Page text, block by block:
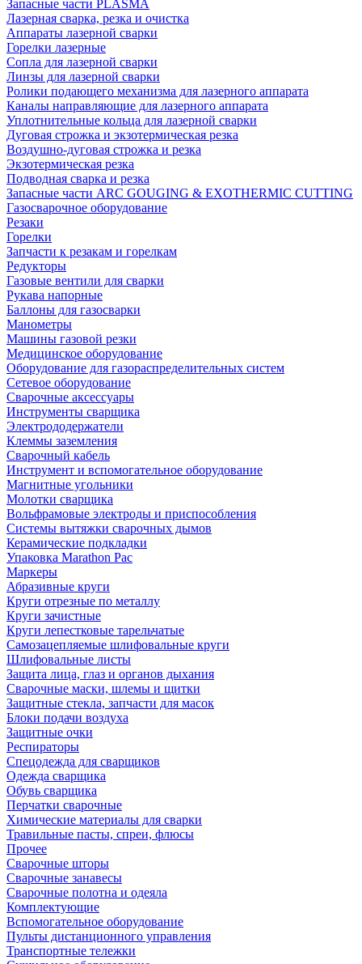
Запасные части PLASMA
Лазерная сварка, резка и очистка
Аппараты лазерной сварки
Горелки лазерные
Сопла для лазерной сварки
Линзы для лазерной сварки
Ролики подающего механизма для лазерного аппарата
Каналы направляющие для лазерного аппарата
Уплотнительные кольца для лазерной сварки
Дуговая строжка и экзотермическая резка
Воздушно-дуговая строжка и резка
Экзотермическая резка
Подводная сварка и резка
Запасные части ARC GOUGING & EXOTHERMIC CUTTING
Газосварочное оборудование
Резаки
Горелки
Запчасти к резакам и горелкам
Редукторы
Газовые вентили для сварки
Рукава напорные
Баллоны для газосварки
Манометры
Машины газовой резки
Медицинское оборудование
Оборудование для газораспределительных систем
Сетевое оборудование
Сварочные аксессуары
Инструменты сварщика
Электрододержатели
Клеммы заземления
Сварочный кабель
Инструмент и вспомогательное оборудование
Магнитные угольники
Молотки сварщика
Вольфрамовые электроды и приспособления
Системы вытяжки сварочных дымов
Керамические подкладки
Упаковка Marathon Pac
Маркеры
Абразивные круги
Круги отрезные по металлу
Круги зачистные
Круги лепестковые тарельчатые
Самозацепляемые шлифовальные круги
Шлифовальные листы
Защита лица, глаз и органов дыхания
Сварочные маски, шлемы и щитки
Защитные стекла, запчасти для масок
Блоки подачи воздуха
Защитные очки
Респираторы
Спецодежда для сварщиков
Одежда сварщика
Обувь сварщика
Перчатки сварочные
Химические материалы для сварки
Травильные пасты, спреи, флюсы
Прочее
Сварочные шторы
Сварочные занавесы
Сварочные полотна и одеяла
Комплектующие
Вспомогательное оборудование
Пульты дистанционного управления
Транспортные тележки